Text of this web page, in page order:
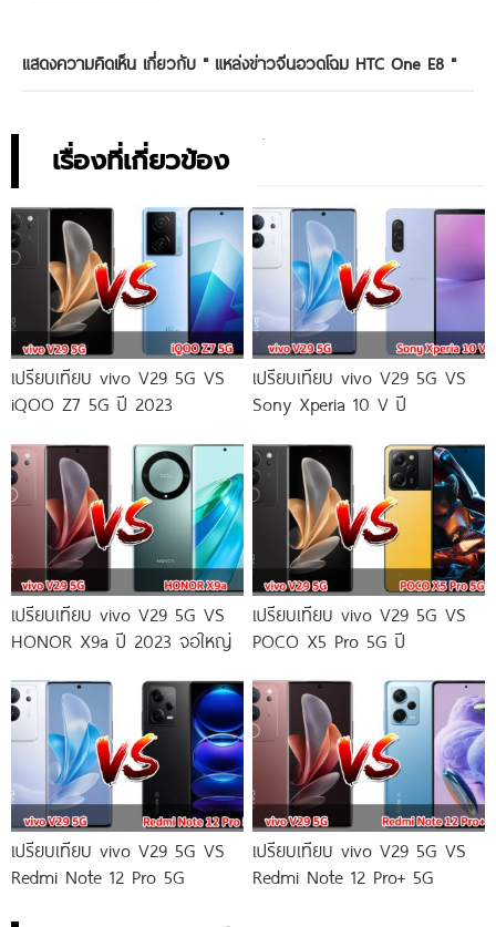
แสดงความคิดเห็น เกี่ยวกับ " แหล่งข่าวจีนอวดโฉม HTC One E8 "
เรื่องที่เกี่ยวข้อง
เปรียบเทียบ vivo V29 5G VS
iQOO Z7 5G ปี 2023
เปรียบเทียบ vivo V29 5G VS
Sony Xperia 10 V ปี
เปรียบเทียบ vivo V29 5G VS
HONOR X9a ปี 2023 จอใหญ่
เปรียบเทียบ vivo V29 5G VS
POCO X5 Pro 5G ปี
เปรียบเทียบ vivo V29 5G VS
Redmi Note 12 Pro 5G
เปรียบเทียบ vivo V29 5G VS
Redmi Note 12 Pro+ 5G